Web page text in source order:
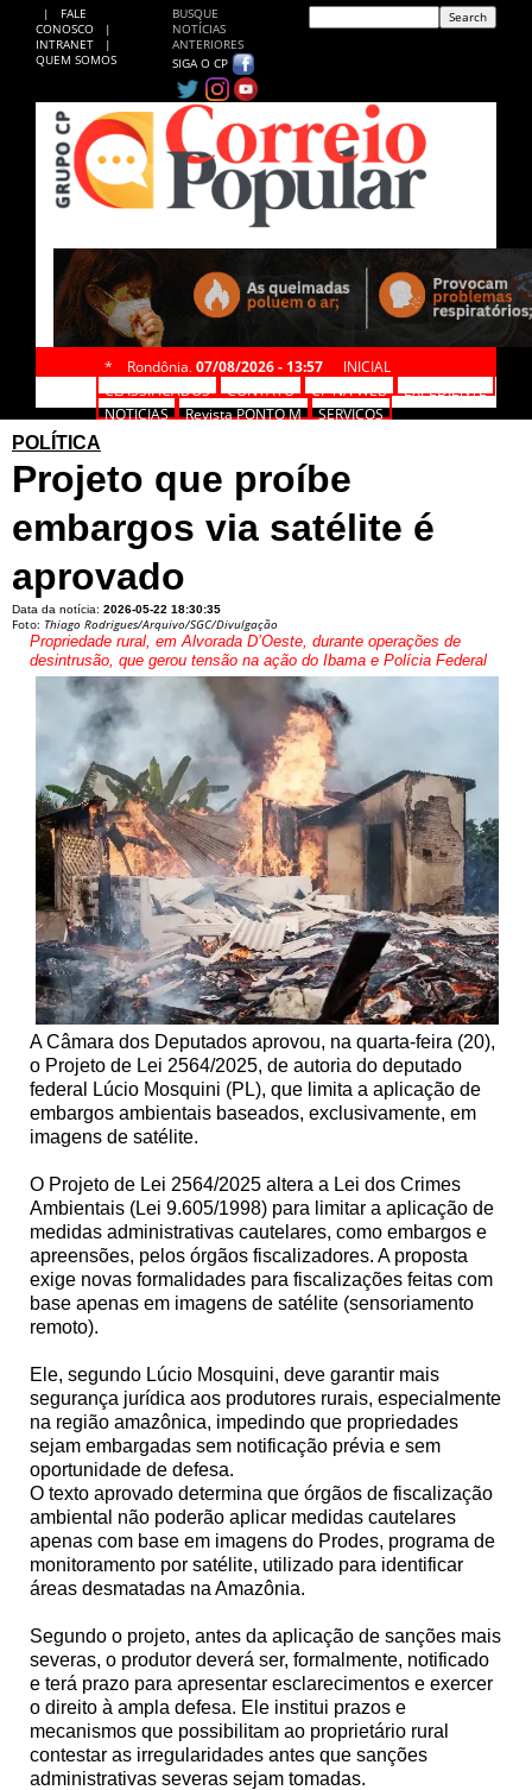
|
FALE
CONOSCO
|
INTRANET
|
QUEM SOMOS
BUSQUE
NOTÍCIAS
ANTERIORES
SIGA O CP
* Rondônia, 07/08/2026 - 13:57
INICIAL
CLASSIFICADOS
CONTATO CP NA WEB
EXPEDIENTE
NOTÍCIAS
Revista PONTO M
SERVIÇOS
POLÍTICA
Projeto que proíbe
embargos via satélite é
aprovado
Data da notícia: 2026-05-22 18:30:35
Foto: Thiago Rodrigues/Arquivo/SGC/Divulgação
Propriedade rural, em Alvorada D’Oeste, durante operações de
desintrusão, que gerou tensão na ação do Ibama e Polícia Federal
A Câmara dos Deputados aprovou, na quarta-feira (20),
o Projeto de Lei 2564/2025, de autoria do deputado
federal Lúcio Mosquini (PL), que limita a aplicação de
embargos ambientais baseados, exclusivamente, em
imagens de satélite.
O Projeto de Lei 2564/2025 altera a Lei dos Crimes
Ambientais (Lei 9.605/1998) para limitar a aplicação de
medidas administrativas cautelares, como embargos e
apreensões, pelos órgãos fiscalizadores. A proposta
exige novas formalidades para fiscalizações feitas com
base apenas em imagens de satélite (sensoriamento
remoto).
Ele, segundo Lúcio Mosquini, deve garantir mais
segurança jurídica aos produtores rurais, especialmente
na região amazônica, impedindo que propriedades
sejam embargadas sem notificação prévia e sem
oportunidade de defesa.
O texto aprovado determina que órgãos de fiscalização
ambiental não poderão aplicar medidas cautelares
apenas com base em imagens do Prodes, programa de
monitoramento por satélite, utilizado para identificar
áreas desmatadas na Amazônia.
Segundo o projeto, antes da aplicação de sanções mais
severas, o produtor deverá ser, formalmente, notificado
e terá prazo para apresentar esclarecimentos e exercer
o direito à ampla defesa. Ele institui prazos e
mecanismos que possibilitam ao proprietário rural
contestar as irregularidades antes que sanções
administrativas severas sejam tomadas.